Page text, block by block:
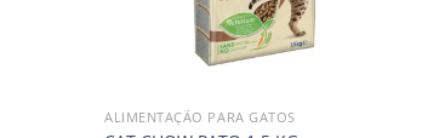
ALIMENTAÇÃO PARA GATOS